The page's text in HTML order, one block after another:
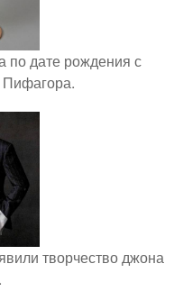
по дате рождения с
творчество джона